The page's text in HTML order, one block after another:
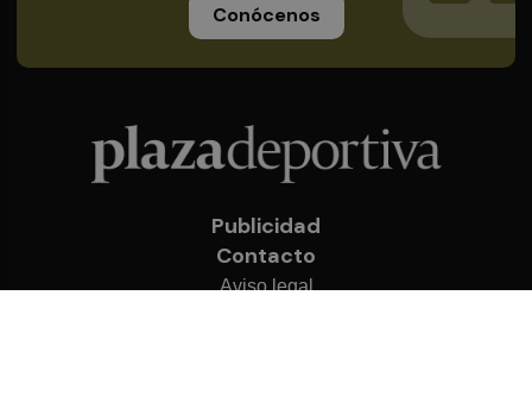
Conócenos
Publicidad
Contacto
Aviso legal